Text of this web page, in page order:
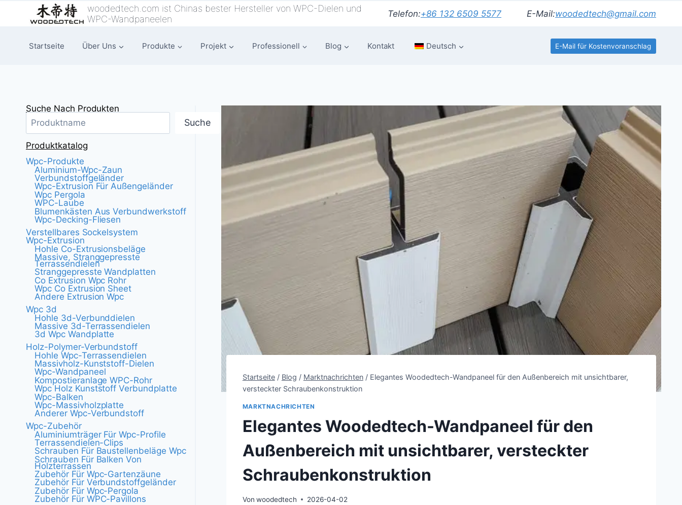
woodedtech.com ist Chinas bester Hersteller von WPC-Dielen und
WPC-Wandpaneelen
Telefon:+86 132 6509 5577 E-Mail:woodedtech@gmail.com
Startseite Über Uns Produkte Projekt Professionell Blog Kontakt Deutsch E-Mail für Kostenvoranschlag
Startseite / Blog / Marktnachrichten / Elegantes Woodedtech-Wandpaneel für den Außenbereich mit unsichtbarer,
versteckter Schraubenkonstruktion
MARKTNACHRICHTEN
Elegantes Woodedtech-Wandpaneel für den
Außenbereich mit unsichtbarer, versteckter
Schraubenkonstruktion
Von woodedtech 2026-04-02
Suche Nach Produkten
Suche
Produktkatalog
Wpc-Produkte
Aluminium-Wpc-Zaun
Verbundstoffgeländer
Wpc-Extrusion Für Außengeländer
Wpc Pergola
WPC-Laube
Blumenkästen Aus Verbundwerkstoff
Wpc-Decking-Fliesen
Verstellbares Sockelsystem
Wpc-Extrusion
Hohle Co-Extrusionsbeläge
Massive, Stranggepresste
Terrassendielen
Stranggepresste Wandplatten
Co Extrusion Wpc Rohr
Wpc Co Extrusion Sheet
Andere Extrusion Wpc
Wpc 3d
Hohle 3d-Verbunddielen
Massive 3d-Terrassendielen
3d Wpc Wandplatte
Holz-Polymer-Verbundstoff
Hohle Wpc-Terrassendielen
Massivholz-Kunststoff-Dielen
Wpc-Wandpaneel
Kompostieranlage WPC-Rohr
Wpc Holz Kunststoff Verbundplatte
Wpc-Balken
Wpc-Massivholzplatte
Anderer Wpc-Verbundstoff
Wpc-Zubehör
Aluminiumträger Für Wpc-Profile
Terrassendielen-Clips
Schrauben Für Baustellenbeläge Wpc
Schrauben Für Balken Von
Holzterrassen
Zubehör Für Wpc-Gartenzäune
Zubehör Für Verbundstoffgeländer
Zubehör Für Wpc-Pergola
Zubehör Für WPC-Pavillons